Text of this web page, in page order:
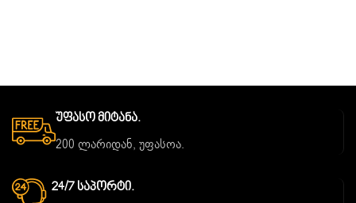
Უფასო Მიტანა.
200 ლარიდან, უფასოა.
24/7 Საპორტი.